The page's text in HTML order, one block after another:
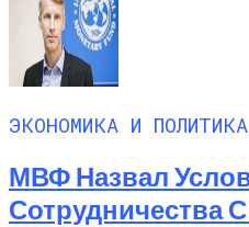
ЭКОНОМИКА И ПОЛИТИКА
МВФ Назвал
Сотрудничества